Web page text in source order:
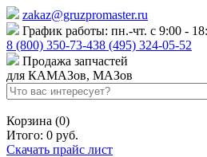
zakaz@gruzpromaster.ru
График работы: пн.-чт. с 9:00 -
8 (800) 350-73-438 (495) 324-05-52
Продажа запчастей
для КАМАЗов, МАЗов
Корзина (0)
Итого: 0 руб.
Скачать прайс лист